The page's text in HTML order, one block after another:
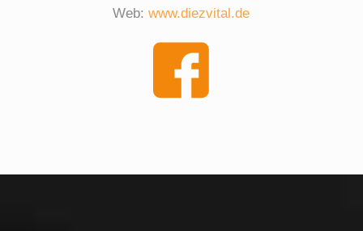
Web:www.diezvital.de